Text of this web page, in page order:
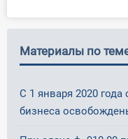
Материалы по
С 1 января 2020
бизнеса